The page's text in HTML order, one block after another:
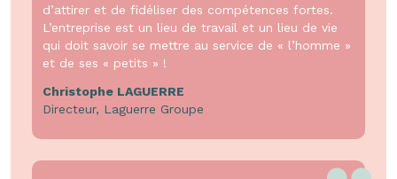
d’attirer et de fidéliser des compétences fortes.
L’entreprise est un lieu de travail et un lieu de vie
qui doit savoir se mettre au service de « l’homme »
et de ses « petits » !
Christophe LAGUERRE
Directeur, Laguerre Groupe